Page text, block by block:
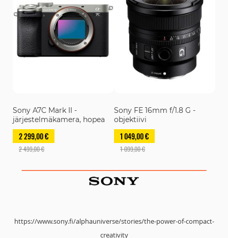
Sony A7C Mark II -
järjestelmäkamera, hopea
2 299,00 €
2 499,00 €
Sony FE 16mm f/1.8 G -
objektiivi
1 049,00 €
1 099,00 €
https://www.sony.fi/alphauniverse/stories/the-power-of-compact-
creativity